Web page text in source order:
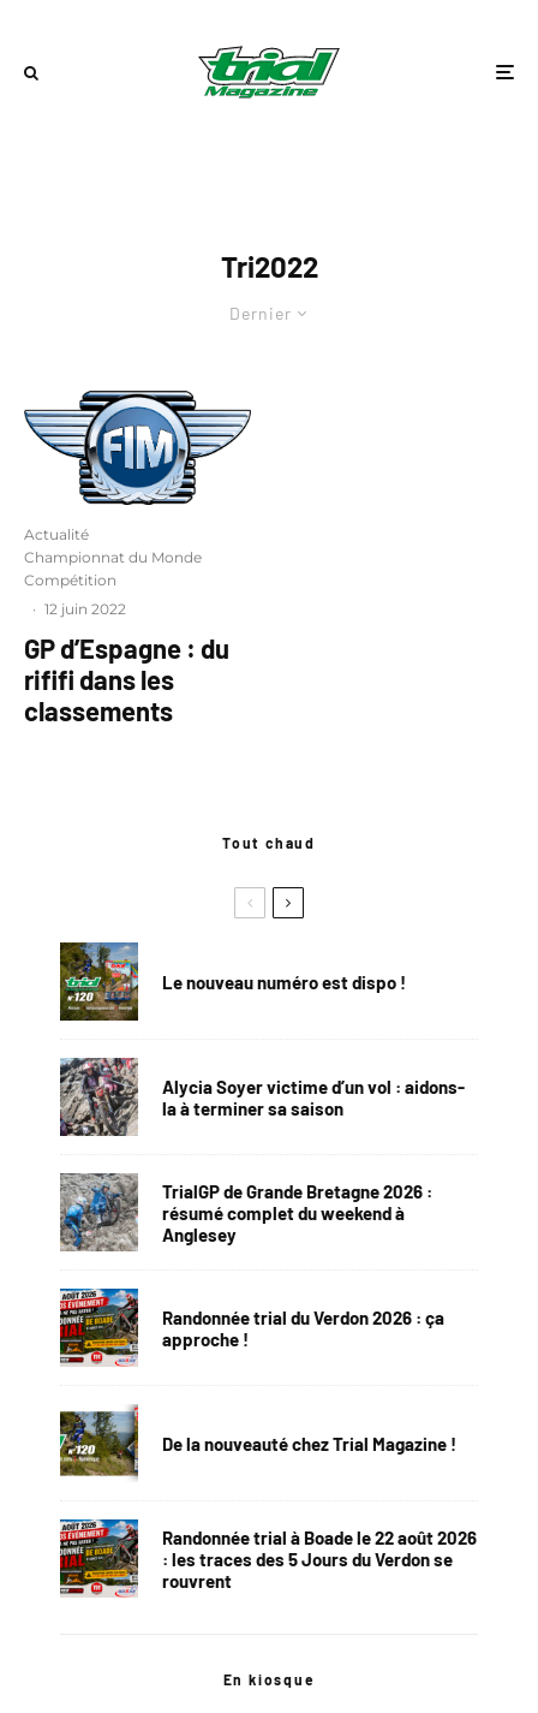
Tri2022
Dernier
Actualité
Championnat du Monde
Compétition
· 12 juin 2022
GP d’Espagne : du
rififi dans les
classements
Tout chaud
Le nouveau numéro est dispo !
Alycia Soyer victime d’un vol : aidons-
la à terminer sa saison
TrialGP de Grande Bretagne 2026 :
résumé complet du weekend à
Anglesey
Randonnée trial du Verdon 2026 : ça
approche !
De la nouveauté chez Trial Magazine !
Randonnée trial à Boade le 22 août 2026
: les traces des 5 Jours du Verdon se
rouvrent
En kiosque